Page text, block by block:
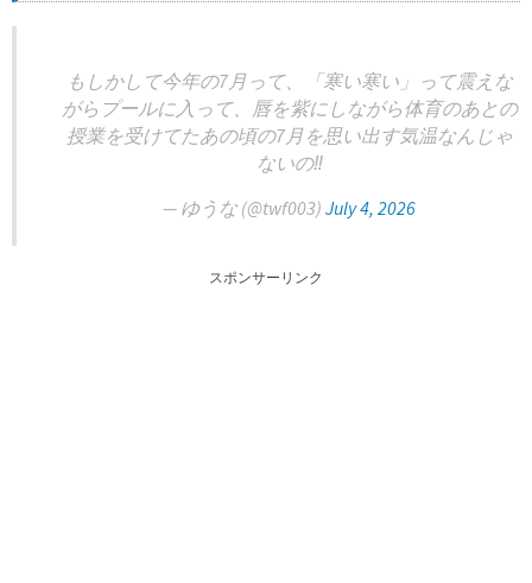
もしかして今年の7月って、「寒い寒い」って震えな
がらプールに入って、唇を紫にしながら体育のあとの
授業を受けてたあの頃の7月を思い出す気温なんじゃ
ないの‼︎
— ゆうな (@twf003) July 4, 2026
スポンサーリンク